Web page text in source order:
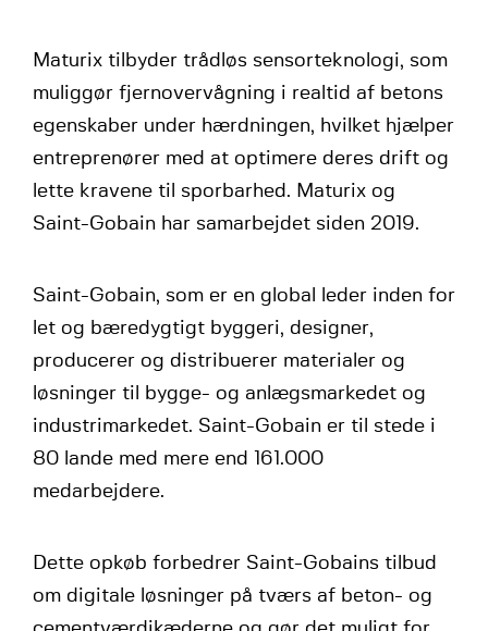
Maturix tilbyder trådløs sensorteknologi, som
muliggør fjernovervågning i realtid af betons
egenskaber under hærdningen, hvilket hjælper
entreprenører med at optimere deres drift og
lette kravene til sporbarhed. Maturix og
Saint-Gobain har samarbejdet siden 2019.
Saint-Gobain, som er en global leder inden for
let og bæredygtigt byggeri, designer,
producerer og distribuerer materialer og
løsninger til bygge- og anlægsmarkedet og
industrimarkedet. Saint-Gobain er til stede i
80 lande med mere end 161.000
medarbejdere.
Dette opkøb forbedrer Saint-Gobains tilbud
om digitale løsninger på tværs af beton- og